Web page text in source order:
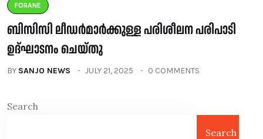
FORANE
ബിസിസി ലീഡർമാർക്കുള്ള പരിശീലന പരിപാടി
ഉദ്ഘാടനം ചെയ്തു
BY SANJO NEWS JULY 21, 2025 0 COMMENTS
Search
Search